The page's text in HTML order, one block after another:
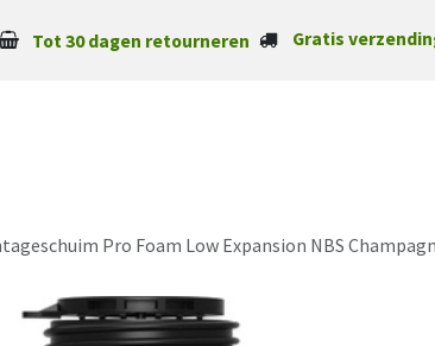
Tot 30 dagen retourneren Gratis
Pro Foam Low Expansion NBS